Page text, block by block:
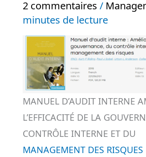
2 commentaires /
minutes de lecture
MANUEL D’AUDIT INTERNE
L’EFFICACITÉ DE LA
CONTRÔLE INTERNE ET DU
MANAGEMENT DES RISQUES